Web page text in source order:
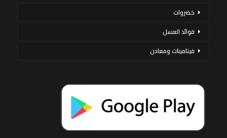
خضروات
فوائد العسل
فيتامينات ومعادن